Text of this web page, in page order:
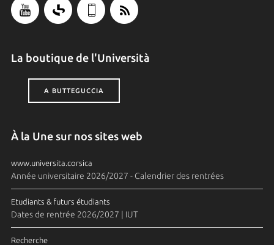
La boutique de l'Università
A BUTTEGUCCIA
À la Une sur nos sites web
www.universita.corsica
Année universitaire 2026/2027 - Calendrier des rentrées
Etudiants & futurs étudiants
Dates de rentrée 2026/2027 | IUT
Recherche